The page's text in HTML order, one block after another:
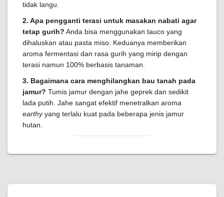
tidak langu.
2. Apa pengganti terasi untuk masakan nabati agar
tetap gurih? Anda bisa menggunakan tauco yang
dihaluskan atau pasta miso. Keduanya memberikan
aroma fermentasi dan rasa gurih yang mirip dengan
terasi namun 100% berbasis tanaman.
3. Bagaimana cara menghilangkan bau tanah pada
jamur? Tumis jamur dengan jahe geprek dan sedikit
lada putih. Jahe sangat efektif menetralkan aroma
earthyyang terlalu kuat pada beberapa jenis jamur
hutan.